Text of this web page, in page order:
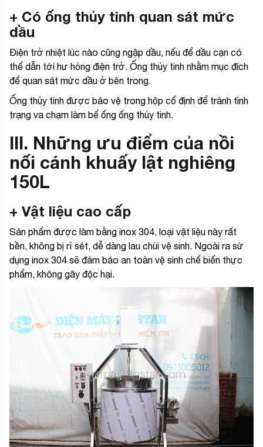
+ Có ống thủy tinh quan sát mức
dầu
Điện trở nhiệt lúc nào cũng ngập dầu, nếu để dầu cạn có
thể dẫn tới hư hỏng điện trở. Ống thủy tinh nhằm mục đích
để quan sát mức dầu ở bên trong.
Ống thủy tinh được bảo vệ trong hộp cố định để tránh tình
trạng va chạm làm bể ống ống thủy tinh.
III. Những ưu điểm của nồi
nối cánh khuấy lật nghiêng
150L
+ Vật liệu cao cấp
Sản phẩm được làm bằng inox 304, loại vật liệu này rất
bền, không bị rỉ sét, dễ dàng lau chùi vệ sinh. Ngoài ra sử
dụng inox 304 sẽ đảm bảo an toàn vệ sinh chế biến thực
phẩm, không gây độc hại.